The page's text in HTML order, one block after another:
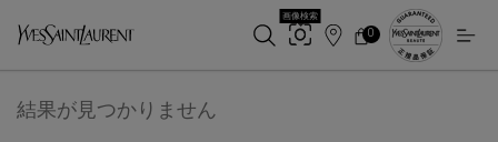
画像検索
店
カ
0
0 カート内の製品
結果が見つかりません